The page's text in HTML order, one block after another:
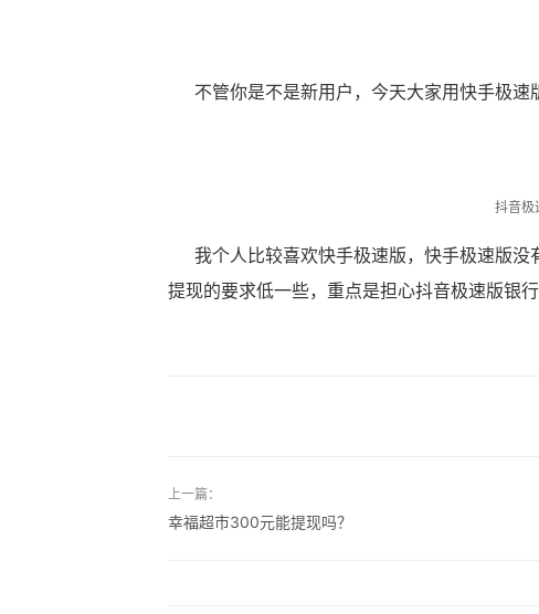
不管你是不是新用户，今天大家用快手极速
抖音极
我个人比较喜欢快手极速版，快手极速版没
提现的要求低一些，重点是担心抖音极速版银
上一篇：
幸福超市300元能提现吗？